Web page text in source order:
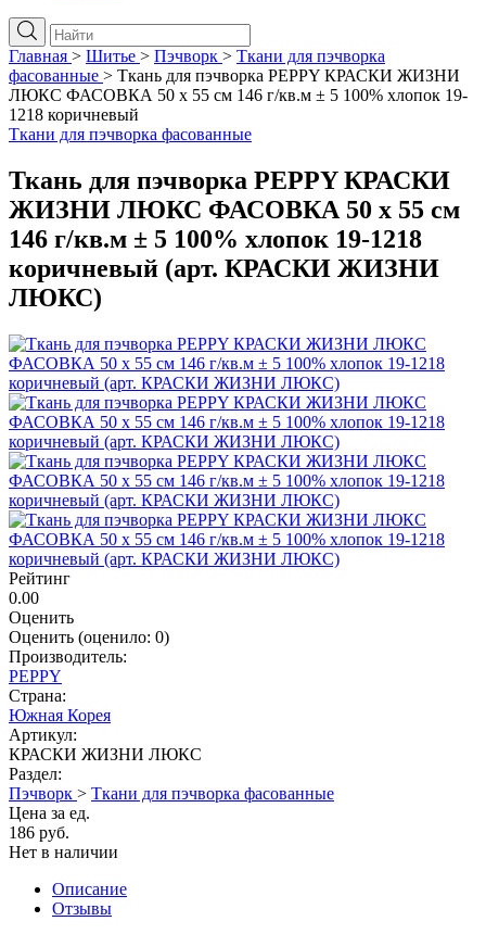
Главная > Шитье > Пэчворк > Ткани для пэчворка
фасованные > Ткань для пэчворка PEPPY КРАСКИ ЖИЗНИ
ЛЮКС ФАСОВКА 50 x 55 см 146 г/кв.м ± 5 100% хлопок 19-
1218 коричневый
Ткани для пэчворка фасованные
Ткань для пэчворка PEPPY КРАСКИ
ЖИЗНИ ЛЮКС ФАСОВКА 50 x 55 см
146 г/кв.м ± 5 100% хлопок 19-1218
коричневый (арт. КРАСКИ ЖИЗНИ
ЛЮКС)
Рейтинг
0.00
Оценить
Оценить (оценило: 0)
Производитель:
PEPPY
Страна:
Южная Корея
Артикул:
КРАСКИ ЖИЗНИ ЛЮКС
Раздел:
Пэчворк > Ткани для пэчворка фасованные
Цена за ед.
186 руб.
Нет в наличии
Описание
Отзывы